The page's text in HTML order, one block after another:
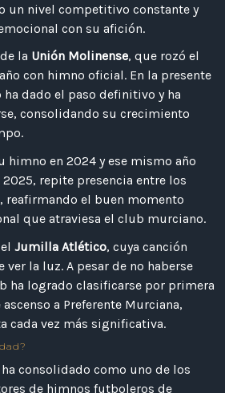
un nivel competitivo constante y
con su afición.
la Unión Molinense, que rozó el
con himno oficial. En la presente
dado el paso definitivo y ha
consolidando su crecimiento
himno en 2024 y ese mismo año
repite presencia entre los
reafirmando el buen momento
que atraviesa el club murciano.
Jumilla Atlético, cuya canción
la luz. A pesar de no haberse
ha logrado clasificarse por primera
a Preferente Murciana,
cada vez más significativa.
consolidado como uno de los
de himnos futboleros de